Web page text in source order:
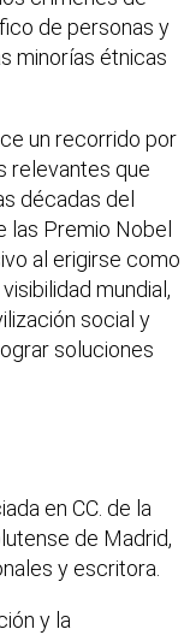
de personas y
minorías étnicas
un recorrido por
relevantes que
décadas del
las Premio Nobel
al erigirse como
mundial,
social y
soluciones
en CC. de la
de Madrid,
y escritora.
y la